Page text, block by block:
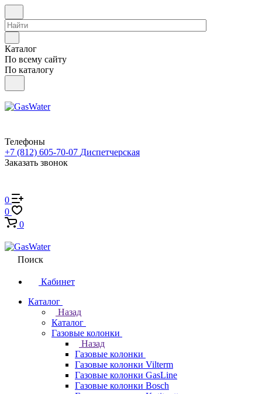
Каталог
По всему сайту
По каталогу
Телефоны
+7 (812) 605-70-07 Диспетчерская
Заказать звонок
0
0
0
Поиск
Кабинет
Каталог
Назад
Каталог
Газовые колонки
Назад
Газовые колонки
Газовые колонки Vilterm
Газовые колонки GasLine
Газовые колонки Bosch